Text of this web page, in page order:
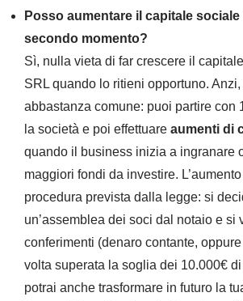
Posso aumentare il capitale
secondo momento?
Sì, nulla vieta di far crescere il
SRL quando lo ritieni opportuno.
abbastanza comune: puoi partire con
la società e poi effettuare aumenti di
quando il business inizia a ingranare
maggiori fondi da investire.
procedura prevista dalla legge: si
un’assemblea dei soci dal notaio e si
conferimenti (denaro contante,
volta superata la soglia dei 10.000€
potrai anche trasformare in futuro la